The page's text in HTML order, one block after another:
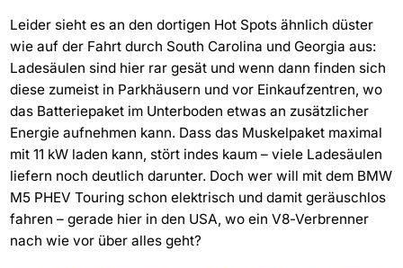
Leider sieht es an den dortigen Hot Spots ähnlich düster
wie auf der Fahrt durch South Carolina und Georgia aus:
Ladesäulen sind hier rar gesät und wenn dann finden sich
diese zumeist in Parkhäusern und vor Einkaufzentren, wo
das Batteriepaket im Unterboden etwas an zusätzlicher
Energie aufnehmen kann. Dass das Muskelpaket maximal
mit 11 kW laden kann, stört indes kaum – viele Ladesäulen
liefern noch deutlich darunter. Doch wer will mit dem BMW
M5 PHEV Touring schon elektrisch und damit geräuschlos
fahren – gerade hier in den USA, wo ein V8-Verbrenner
nach wie vor über alles geht?